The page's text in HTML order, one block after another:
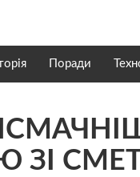
Поради
ЗІ